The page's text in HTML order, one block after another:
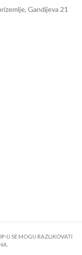
Gandijeva 21
U SE MOGU RAZLIKOVATI